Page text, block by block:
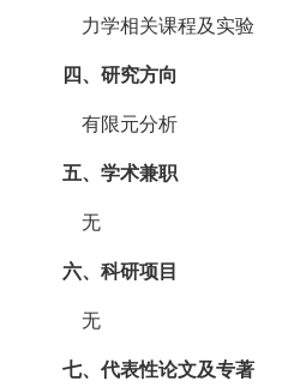
力学相关课程及实验
四、研究方向
有限元分析
五、学术兼职
无
六、科研项目
无
七、代表性论文及专著